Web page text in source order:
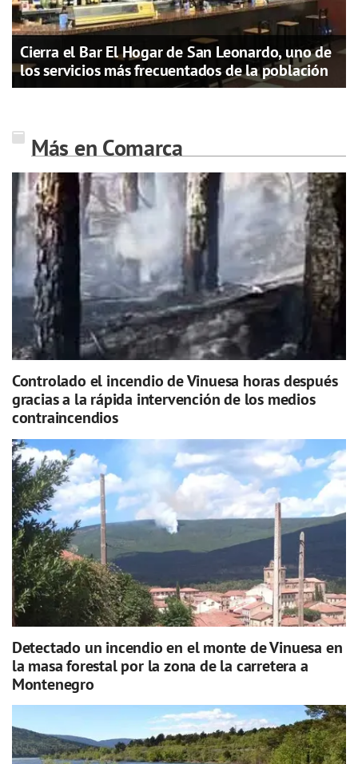
Cierra el Bar El Hogar de San Leonardo, uno de
los servicios más frecuentados de la población
Más en Comarca
Controlado el incendio de Vinuesa horas después
gracias a la rápida intervención de los medios
contraincendios
Detectado un incendio en el monte de Vinuesa en
la masa forestal por la zona de la carretera a
Montenegro